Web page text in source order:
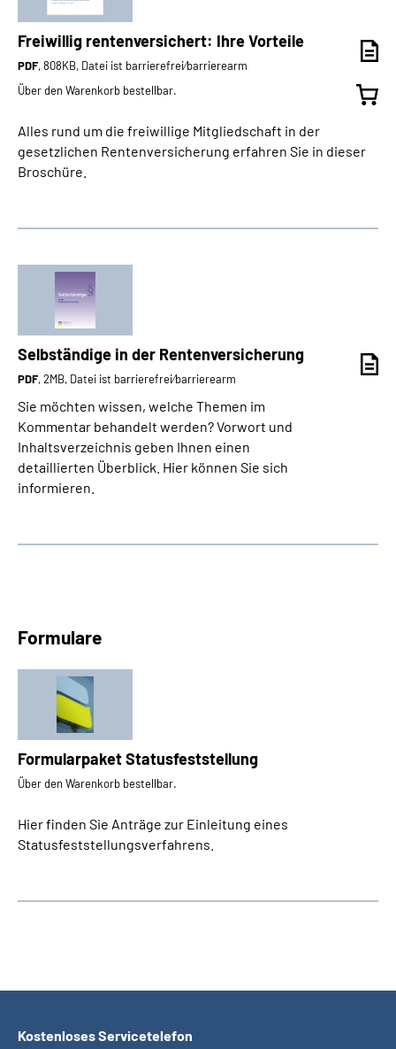
Freiwillig rentenversichert: Ihre Vorteile
PDF, 808KB, Datei ist barrierefrei⁄barrierearm
Über den Warenkorb bestellbar.
Alles rund um die freiwillige Mitgliedschaft in der
gesetzlichen Rentenversicherung erfahren Sie in dieser
Broschüre.
Selbständige in der Rentenversicherung
PDF, 2MB, Datei ist barrierefrei⁄barrierearm
Sie möchten wissen, welche Themen im
Kommentar behandelt werden? Vorwort und
Inhaltsverzeichnis geben Ihnen einen
detaillierten Überblick. Hier können Sie sich
informieren.
Formulare
Formularpaket Statusfeststellung
Über den Warenkorb bestellbar.
Hier finden Sie Anträge zur Einleitung eines
Statusfeststellungsverfahrens.
Kostenloses Servicetelefon